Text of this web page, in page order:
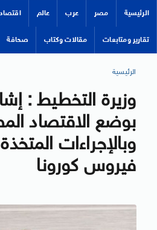
الرئيسية مصر عرب عالم اقتصاد
تقارير ومتابعات مقالات وكتاب صحافة
الرئيسية
وزيرة التخطيط :
بوضع الاقتصاد
وبالإجراءات
فيروس كورونا